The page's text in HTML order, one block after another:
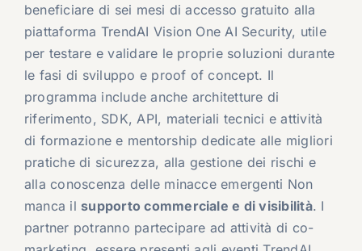
beneficiare di sei mesi di accesso gratuito alla
piattaforma TrendAI Vision One AI Security, utile
per testare e validare le proprie soluzioni durante
le fasi di sviluppo e proof of concept. Il
programma include anche architetture di
riferimento, SDK, API, materiali tecnici e attività
di formazione e mentorship dedicate alle migliori
pratiche di sicurezza, alla gestione dei rischi e
alla conoscenza delle minacce emergenti Non
manca il supporto commerciale e di visibilità. I
partner potranno partecipare ad attività di co-